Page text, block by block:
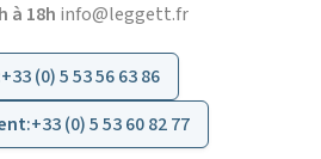
à 18h info@leggett.fr
+33 (0) 5 53 56 63 86
:+33 (0) 5 53 60 82 77